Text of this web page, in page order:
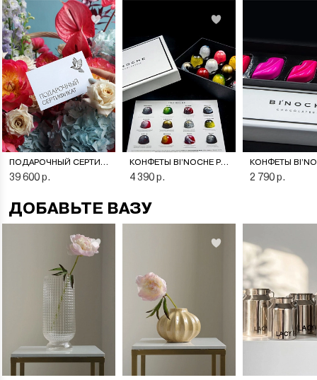
ПОДАРОЧНЫЙ СЕРТИФИКАТ НА ЦВЕТОЧНУЮ ПОДПИСКУ
39 600 р.
КОНФЕТЫ BI’NOCHE PREMIERE
4 390 р. 2 790 р.
ДОБАВЬТЕ ВАЗУ